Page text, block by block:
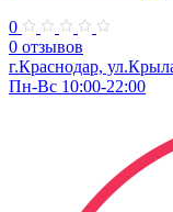
0
0 отзывов
г.Краснодар,
Пн-Вс 10:00-22:00